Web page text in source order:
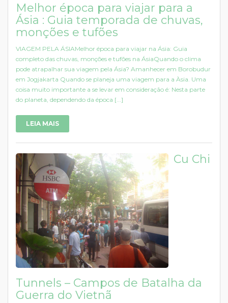
Melhor época para viajar para a
Ásia : Guia temporada de chuvas,
monções e tufões
VIAGEM PELA ÁSIAMelhor época para viajar na Ásia: Guia
completo das chuvas, monções e tufões na ÁsiaQuando o clima
pode atrapalhar sua viagem pela Ásia? Amanhecer em Borobudur
em Jogjakarta Quando se planeja uma viagem para a Àsia. Uma
coisa muito importante a se levar em consideração é: Nesta parte
do planeta, dependendo da época [...]
LEIA MAIS
Cu Chi
Tunnels – Campos de Batalha da
Guerra do Vietnã